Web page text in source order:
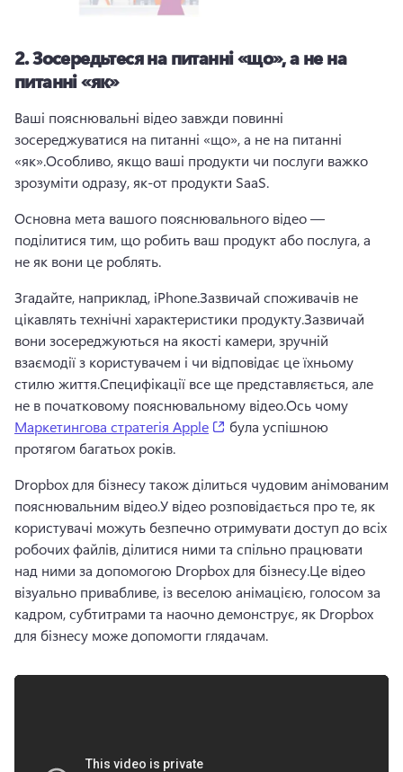
2.Зосередьтеся на питанні «що», а не на
питанні «як»
Ваші пояснювальні відео завжди повинні
зосереджуватися на питанні «що», а не на питанні
«як».Особливо, якщо ваші продукти чи послуги важко
зрозуміти одразу, як-от продукти SaaS.
Основна мета вашого пояснювального відео —
поділитися тим, що робить ваш продукт або послуга, а
не як вони це роблять.
Згадайте, наприклад, iPhone.Зазвичай споживачів не
цікавлять технічні характеристики продукту.Зазвичай
вони зосереджуються на якості камери, зручній
взаємодії з користувачем і чи відповідає це їхньому
стилю життя.Специфікації все ще представляється, але
не в початковому пояснювальному відео.Ось чому
Маркетингова стратегія Apple
(opens in a new tab)
була успішною
протягом багатьох років.
Dropbox для бізнесу також ділиться чудовим анімованим
пояснювальним відео.У відео розповідається про те, як
користувачі можуть безпечно отримувати доступ до всіх
робочих файлів, ділитися ними та спільно працювати
над ними за допомогою Dropbox для бізнесу.Це відео
візуально привабливе, із веселою анімацією, голосом за
кадром, субтитрами та наочно демонструє, як Dropbox
для бізнесу може допомогти глядачам.